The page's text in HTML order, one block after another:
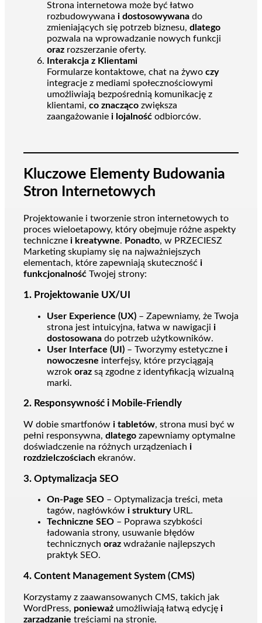
Strona internetowa może być łatwo
rozbudowywana i dostosowywana do
zmieniających się potrzeb biznesu, dlatego
pozwala na wprowadzanie nowych funkcji
oraz rozszerzanie oferty.
Interakcja z Klientami
Formularze kontaktowe, chat na żywo czy
integracje z mediami społecznościowymi
umożliwiają bezpośrednią komunikację z
klientami, co znacząco zwiększa
zaangażowanie i lojalność odbiorców.
Kluczowe Elementy Budowania
Stron Internetowych
Projektowanie i tworzenie stron internetowych to
proces wieloetapowy, który obejmuje różne aspekty
techniczne i kreatywne. Ponadto, w PRZECIESZ
Marketing skupiamy się na najważniejszych
elementach, które zapewniają skuteczność i
funkcjonalność Twojej strony:
1. Projektowanie UX/UI
User Experience (UX) – Zapewniamy, że Twoja
strona jest intuicyjna, łatwa w nawigacji i
dostosowana do potrzeb użytkowników.
User Interface (UI) – Tworzymy estetyczne i
nowoczesne interfejsy, które przyciągają
wzrok oraz są zgodne z identyfikacją wizualną
marki.
2. Responsywność i Mobile-Friendly
W dobie smartfonów i tabletów, strona musi być w
pełni responsywna, dlatego zapewniamy optymalne
doświadczenie na różnych urządzeniach i
rozdzielczościach ekranów.
3. Optymalizacja SEO
On-Page SEO – Optymalizacja treści, meta
tagów, nagłówków i strukturyURL.
Techniczne SEO – Poprawa szybkości
ładowania strony, usuwanie błędów
technicznych oraz wdrażanie najlepszych
praktyk SEO.
4. Content Management System (CMS)
Korzystamy z zaawansowanych CMS, takich jak
WordPress, ponieważ umożliwiają łatwą edycję i
zarządzanie treściami na stronie.